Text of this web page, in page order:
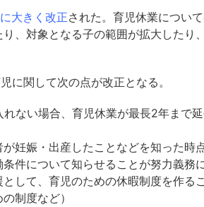
大きく改正された。育児休業につい
、対象となる子の範囲が拡大したり
に関して次の点が改正となる。
れない場合、育児休業が最長2年まで
が妊娠・出産したことなどを知った時
件について知らせることが努力義務に
として、育児のための休暇制度を作る
制度など）